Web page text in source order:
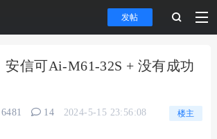
发帖
安信可Ai-M61-32S + 没有成功
楼主
6481 14 2024-5-15 23:56:08